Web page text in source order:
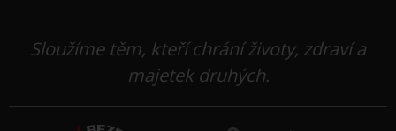
Sloužíme těm, kteří chrání životy, zdraví a
majetek druhých.